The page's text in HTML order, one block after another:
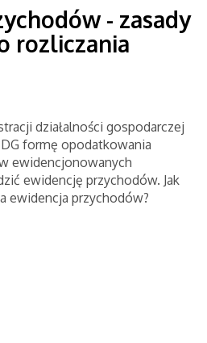
- zasady
rozliczania
działalności gospodarczej
formę opodatkowania
ewidencjonowanych
ewidencję przychodów. Jak
ewidencja przychodów?